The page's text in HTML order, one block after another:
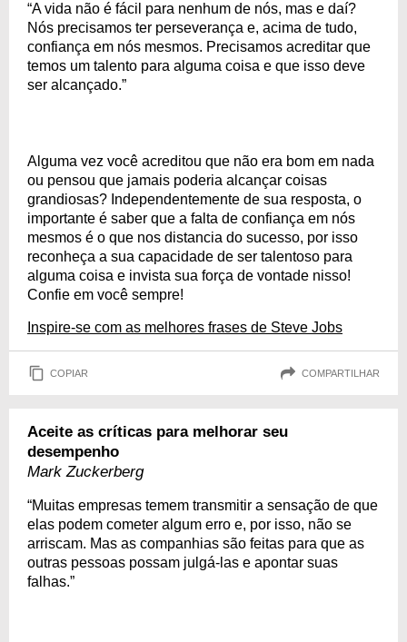
“A vida não é fácil para nenhum de nós, mas e daí?
Nós precisamos ter perseverança e, acima de tudo,
confiança em nós mesmos. Precisamos acreditar que
temos um talento para alguma coisa e que isso deve
ser alcançado.”
Alguma vez você acreditou que não era bom em nada
ou pensou que jamais poderia alcançar coisas
grandiosas? Independentemente de sua resposta, o
importante é saber que a falta de confiança em nós
mesmos é o que nos distancia do sucesso, por isso
reconheça a sua capacidade de ser talentoso para
alguma coisa e invista sua força de vontade nisso!
Confie em você sempre!
Inspire-se com as melhores frases de Steve Jobs
COPIAR COMPARTILHAR
Aceite as críticas para melhorar seu
desempenho
Mark Zuckerberg
“Muitas empresas temem transmitir a sensação de que
elas podem cometer algum erro e, por isso, não se
arriscam. Mas as companhias são feitas para que as
outras pessoas possam julgá-las e apontar suas
falhas.”